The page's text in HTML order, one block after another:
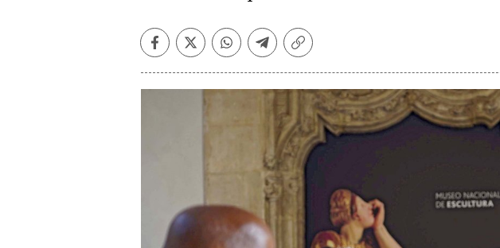
Facebook
TwitterWhatsapp
Telegram
Copiar